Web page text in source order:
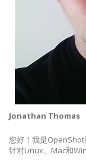
Jonathan Thomas
您好！我是OpenShot
针对Linux、Mac和